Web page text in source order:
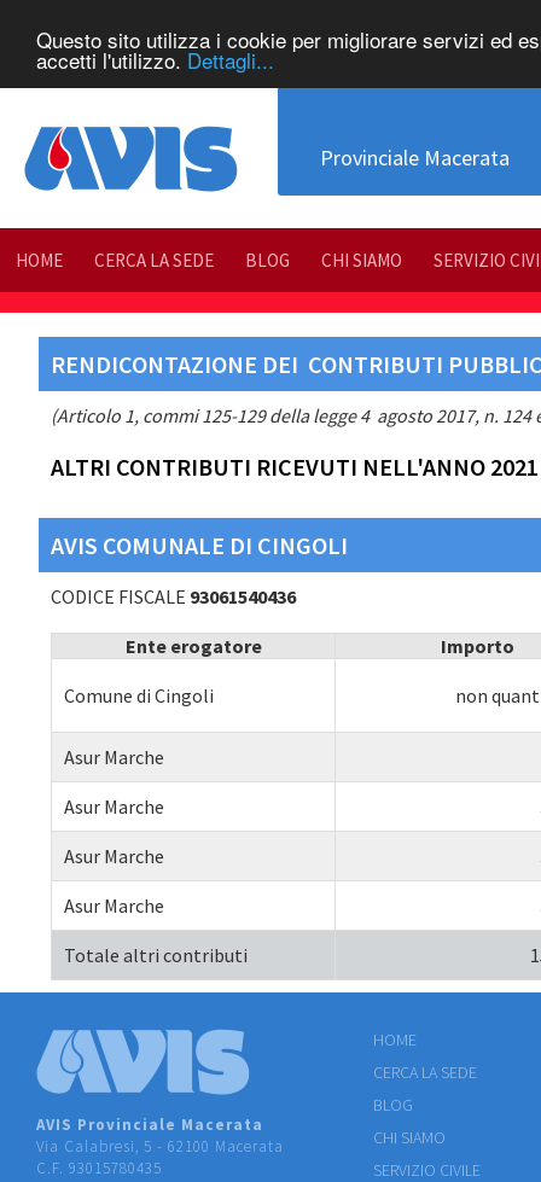
Questo sito utilizza i cookie per migliorare servizi ed
accetti l'utilizzo. Dettagli...
Provinciale Macerata
HOME CERCA LA SEDE BLOG CHI SIAMO SERVIZIO
RENDICONTAZIONE DEI CONTRIBUTI
(Articolo 1, commi 125-129 della legge 4 agosto 2017, n. 124
ALTRI CONTRIBUTI RICEVUTI NELL'ANNO 2021
AVIS COMUNALE DI CINGOLI
CODICE FISCALE 93061540436
Ente erogatore Importo
Comune di Cingoli non
Asur Marche
Asur Marche
Asur Marche
Asur Marche
Totale altri contributi
AVIS Provinciale Macerata
Via Calabresi, 5 - 62100 Macerata
C.F. 93015780435
HOME
CERCA LA SEDE
BLOG
CHI SIAMO
SERVIZIO CIVILE